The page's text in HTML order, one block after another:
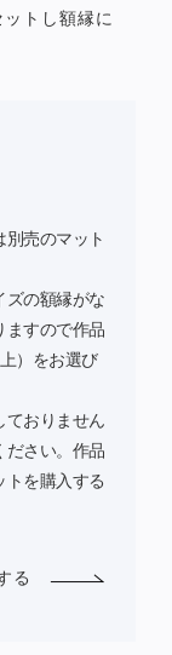
トし額縁に
売のマット
ズの額縁がな
ますので作品
）をお選び
ておりません
ださい。作品
トを購入する
る